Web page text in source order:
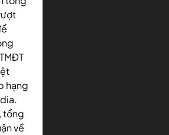
hạng
tổng
về